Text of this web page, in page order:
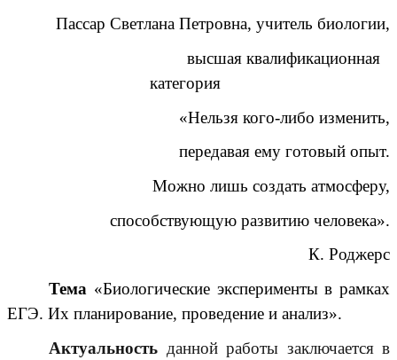
Пассар Светлана Петровна, учитель биологии,
высшая квалификационная
категория
«Нельзя кого-либо изменить,
передавая ему готовый опыт.
Можно лишь создать атмосферу,
способствующую развитию человека».
К. Роджерс
Тема «Биологические эксперименты в рамках
ЕГЭ. Их планирование, проведение и анализ».
Актуальность данной работы заключается в